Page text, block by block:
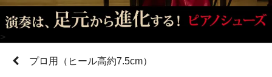
>
プロ用（ヒール高約7.5cm）